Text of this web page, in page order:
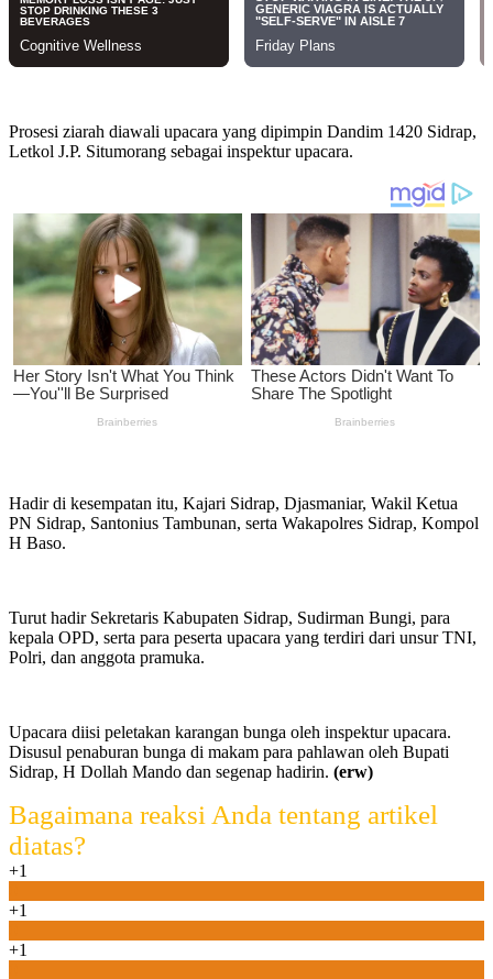
Prosesi ziarah diawali upacara yang dipimpin Dandim 1420 Sidrap,
Letkol J.P. Situmorang sebagai inspektur upacara.
Hadir di kesempatan itu, Kajari Sidrap, Djasmaniar, Wakil Ketua
PN Sidrap, Santonius Tambunan, serta Wakapolres Sidrap, Kompol
H Baso.
Turut hadir Sekretaris Kabupaten Sidrap, Sudirman Bungi, para
kepala OPD, serta para peserta upacara yang terdiri dari unsur TNI,
Polri, dan anggota pramuka.
Upacara diisi peletakan karangan bunga oleh inspektur upacara.
Disusul penaburan bunga di makam para pahlawan oleh Bupati
Sidrap, H Dollah Mando dan segenap hadirin. (erw)
Bagaimana reaksi Anda tentang artikel
diatas?
+1
+1
+1